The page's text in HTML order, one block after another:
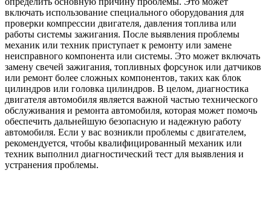
включать использование специального оборудования для
проверки компрессии двигателя, давления топлива или
работы системы зажигания. После выявления проблемы
механик или техник приступает к ремонту или замене
неисправного компонента или системы. Это может включать
замену свечей зажигания, топливных форсунок или датчиков
или ремонт более сложных компонентов, таких как блок
цилиндров или головка цилиндров. В целом, диагностика
двигателя автомобиля является важной частью технического
обслуживания и ремонта автомобиля, которая может помочь
обеспечить дальнейшую безопасную и надежную работу
автомобиля. Если у вас возникли проблемы с двигателем,
рекомендуется, чтобы квалифицированный механик или
техник выполнил диагностический тест для выявления и
устранения проблемы.